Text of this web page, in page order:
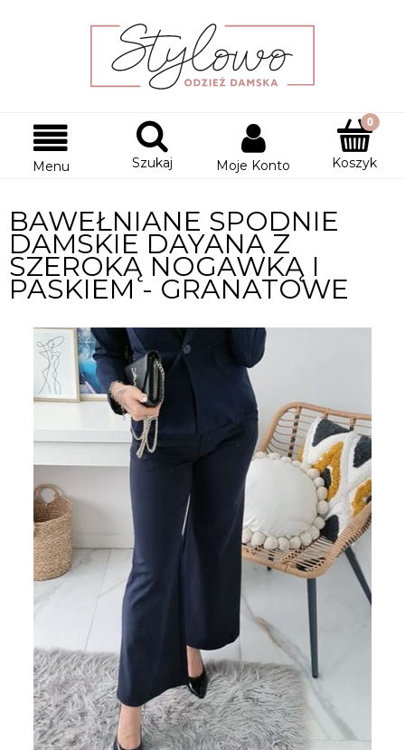
Menu Szukaj Moje Konto Koszyk
BAWEŁNIANE SPODNIE
DAMSKIE DAYANA Z
SZEROKĄ NOGAWKĄ I
PASKIEM - GRANATOWE